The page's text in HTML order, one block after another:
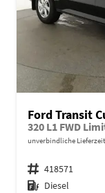
Ford Transit
unverbindliche
Fahrzeugnr. 418571
Kraftstoff Diesel